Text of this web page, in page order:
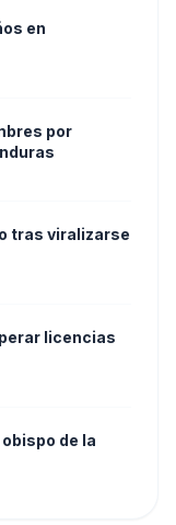
en
por
tras viralizarse
licencias
de la